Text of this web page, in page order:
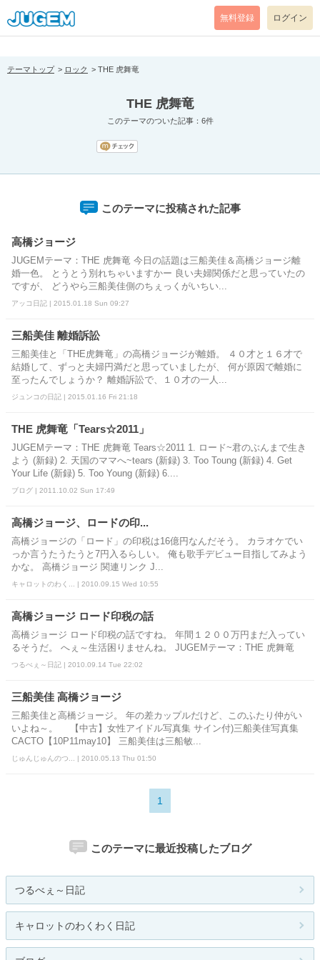
[pear_error: message="Success" code=0 mode=return level=notice
prefix="" info=""]
無料登録 ログイン
テーマトップ ロック THE 虎舞竜
THE 虎舞竜
このテーマのついた記事：6件
このテーマに投稿された記事
高橋ジョージ
JUGEMテーマ：THE 虎舞竜 今日の話題は三船美佳＆高橋ジョージ離
婚一色。 とうとう別れちゃいますかー 良い夫婦関係だと思っていたの
ですが、 どうやら三船美佳側のちぇっくがいちい...
アッコ日記 | 2015.01.18 Sun 09:27
三船美佳 離婚訴訟
三船美佳と「THE虎舞竜」の高橋ジョージが離婚。 ４０才と１６才で
結婚して、ずっと夫婦円満だと思っていましたが、 何が原因で離婚に
至ったんでしょうか？ 離婚訴訟で、１０才の一人...
ジュンコの日記 | 2015.01.16 Fri 21:18
THE 虎舞竜「Tears☆2011」
JUGEMテーマ：THE 虎舞竜 Tears☆2011 1. ロード~君のぶんまで生き
よう (新録) 2. 天国のママへ~tears (新録) 3. Too Toung (新録) 4. Get
Your Life (新録) 5. Too Young (新録) 6....
ブログ | 2011.10.02 Sun 17:49
高橋ジョージ、ロードの印...
高橋ジョージの「ロード」の印税は16億円なんだそう。 カラオケでい
っか言うたうたうと7円入るらしい。 俺も歌手デビュー目指してみよう
かな。 高橋ジョージ 関連リンク J...
キャロットのわく... | 2010.09.15 Wed 10:55
高橋ジョージ ロード印税の話
高橋ジョージ ロード印税の話ですね。 年間１２００万円まだ入ってい
るそうだ。 へぇ～生活困りませんね。 JUGEMテーマ：THE 虎舞竜
つるべぇ～日記 | 2010.09.14 Tue 22:02
三船美佳 高橋ジョージ
三船美佳と高橋ジョージ。 年の差カップルだけど、このふたり仲がい
いよね～。 【中古】女性アイドル写真集 サイン付)三船美佳写真集
CACTO【10P11may10】 三船美佳は三船敏...
じゅんじゅんのつ... | 2010.05.13 Thu 01:50
1
このテーマに最近投稿したブログ
つるべぇ～日記
キャロットのわくわく日記